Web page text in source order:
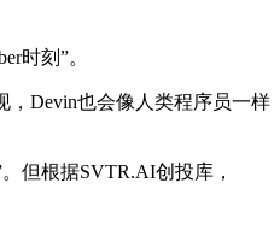
时刻”。
，Devin也会像人类程序员一样
但根据SVTR.AI创投库，